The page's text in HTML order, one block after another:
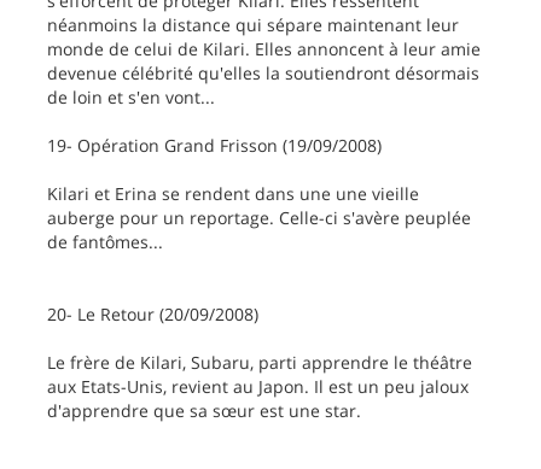
néanmoins la distance qui sépare maintenant leur
monde de celui de Kilari. Elles annoncent à leur amie
devenue célébrité qu'elles la soutiendront désormais
de loin et s'en vont...
19- Opération Grand Frisson (19/09/2008)
Kilari et Erina se rendent dans une une vieille
auberge pour un reportage. Celle-ci s'avère peuplée
de fantômes...
20- Le Retour (20/09/2008)
Le frère de Kilari, Subaru, parti apprendre le théâtre
aux Etats-Unis, revient au Japon. Il est un peu jaloux
d'apprendre que sa sœur est une star.